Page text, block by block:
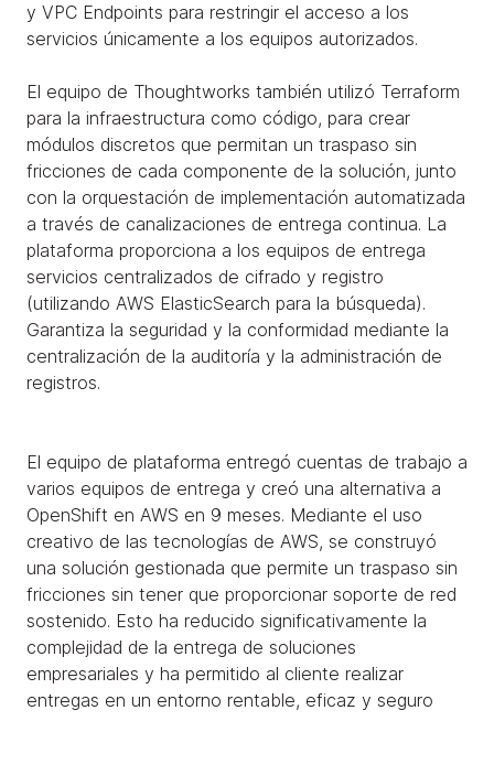
y VPC Endpoints para restringir el acceso a los
servicios únicamente a los equipos autorizados.
El equipo de Thoughtworks también utilizó Terraform
para la infraestructura como código, para crear
módulos discretos que permitan un traspaso sin
fricciones de cada componente de la solución, junto
con la orquestación de implementación automatizada
a través de canalizaciones de entrega continua. La
plataforma proporciona a los equipos de entrega
servicios centralizados de cifrado y registro
(utilizando AWS ElasticSearch para la búsqueda).
Garantiza la seguridad y la conformidad mediante la
centralización de la auditoría y la administración de
registros.
El equipo de plataforma entregó cuentas de trabajo a
varios equipos de entrega y creó una alternativa a
OpenShift en AWS en 9 meses. Mediante el uso
creativo de las tecnologías de AWS, se construyó
una solución gestionada que permite un traspaso sin
fricciones sin tener que proporcionar soporte de red
sostenido. Esto ha reducido significativamente la
complejidad de la entrega de soluciones
empresariales y ha permitido al cliente realizar
entregas en un entorno rentable, eficaz y seguro